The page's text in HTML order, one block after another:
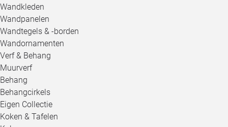
Wandkleden
Wandpanelen
Wandtegels & -borden
Wandornamenten
Verf & Behang
Muurverf
Behang
Behangcirkels
Eigen Collectie
Koken & Tafelen